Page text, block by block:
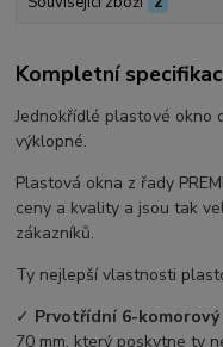
Kompletní
Jednokřídlé plastové okno
výklopné.
Plastová okna z řady
ceny a kvality a jsou tak
zákazníků.
Ty nejlepší vlastnosti
✓ Prvotřídní 6-komorový
70 mm, který poskytne ty